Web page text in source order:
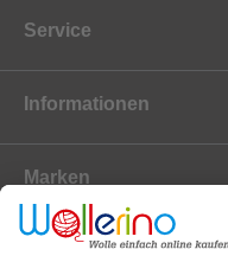
Service
Informationen
Marken
Newsletter